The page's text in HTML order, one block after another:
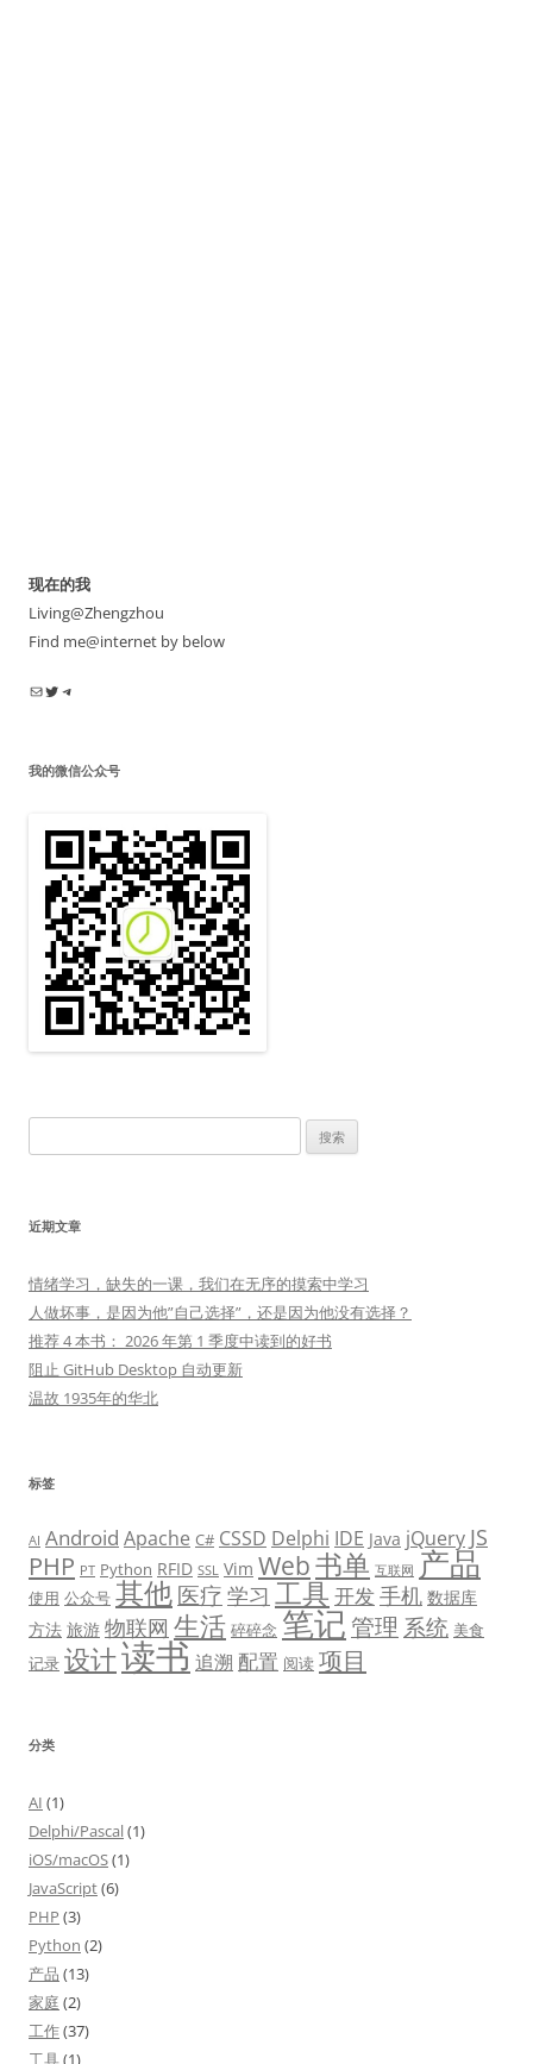
现在的我
Living@Zhengzhou
Find me@internet by below
电子邮件Twitter Telegram
我的微信公众号
索：
近期文章
情绪学习，缺失的一课，我们在无序的摸索中学习
人做坏事，是因为他”自己选择”，还是因为他没有选择？
推荐 4 本书： 2026 年第 1 季度中读到的好书
阻止 GitHub Desktop 自动更新
温故 1935年的华北
标签
AI Android Apache C# CSSD Delphi IDE Java jQuery JS
PHP PT Python RFID SSL Vim Web书单 互联网 产品
使用 公众号 其他医疗 学习 工具 开发手机 数据库
方法 旅游 物联网 生活 碎碎念 笔记管理 系统 美食
记录 设计读书追溯 配置 阅读 项目
分类
AI (1)
Delphi/Pascal(1)
iOS/macOS(1)
JavaScript(6)
PHP (3)
Python (2)
产品 (13)
家庭 (2)
工作(37)
工具(1)